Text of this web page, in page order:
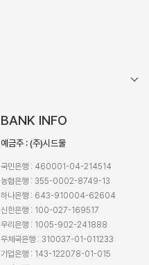
BANK INFO
예금주 : (주)시드물
국민은행 : 460001-04-214514
농협은행 : 355-0002-8749-13
하나은행 : 643-910004-62604
신한은행 : 100-027-169517
우리은행 : 1005-902-241888
우체국은행 : 310037-01-011233
기업은행 : 143-122078-01-015